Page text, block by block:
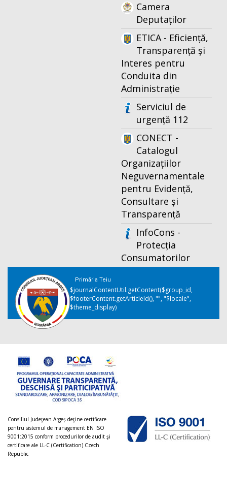
Camera
Deputaților
ETICA - Eficiență,
Transparență și
Interes pentru
Conduita din
Administrație
Serviciul de
urgență 112
CONECT -
Catalogul
Organizațiilor
Neguvernamentale
pentru Evidență,
Consultare și
Transparență
InfoCons -
Protecția
Consumatorilor
Primăria Teiu
$journalContentUtil.getContent($group_id,
$footerContent.getArticleId(), "", "$locale",
$theme_display)
Consiliul Judeţean Argeș deţine certificare
pentru sistemul de management EN ISO
9001:2015 conform procedurilor de audit şi
certificare ale LL-C (Certification) Czech
Republic